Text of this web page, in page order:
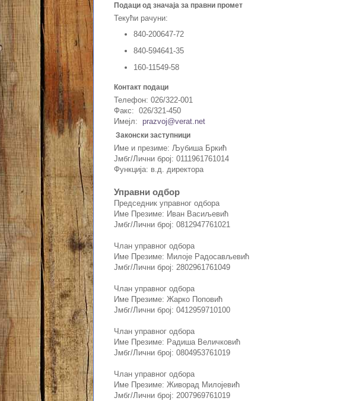
Подаци од значаја за правни промет
Текући рачуни:
840-200647-72
840-594641-35
160-11549-58
Контакт подаци
Телефон: 026/322-001
Факс: 026/321-450
Имејл: prazvoj@verat.net
Законски заступници
Име и презиме: Љубиша Бркић
Јмбг/Лични број: 0111961761014
Функција: в.д. директора
Управни одбор
Председник управног одбора
Име Презиме: Иван Васиљевић
Јмбг/Лични број: 0812947761021
Члан управног одбора
Име Презиме: Милоје Радосављевић
Јмбг/Лични број: 2802961761049
Члан управног одбора
Име Презиме: Жарко Поповић
Јмбг/Лични број: 0412959710100
Члан управног одбора
Име Презиме: Радиша Величковић
Јмбг/Лични број: 0804953761019
Члан управног одбора
Име Презиме: Живорад Милојевић
Јмбг/Лични број: 2007969761019